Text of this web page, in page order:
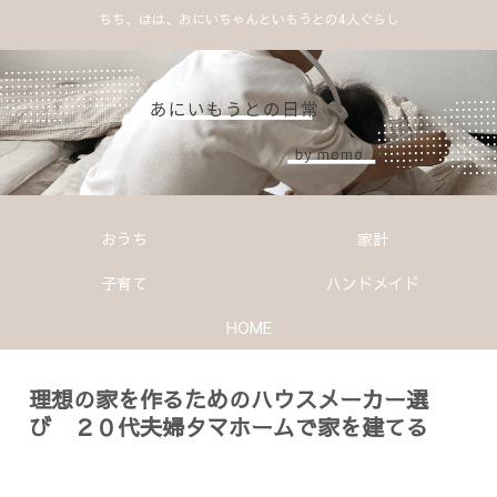
ちち、はは、おにいちゃんといもうとの4人ぐらし
おうち
家計
子育て
ハンドメイド
HOME
理想の家を作るためのハウスメーカー選
び ２０代夫婦タマホームで家を建てる